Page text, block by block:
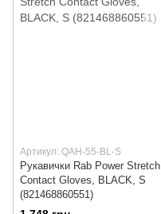
Артикул: QAH-55-BL-S
Рукавички Rab Power Stretch
Contact Gloves, BLACK, S
(821468860551)